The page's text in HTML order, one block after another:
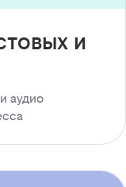
и
аудио